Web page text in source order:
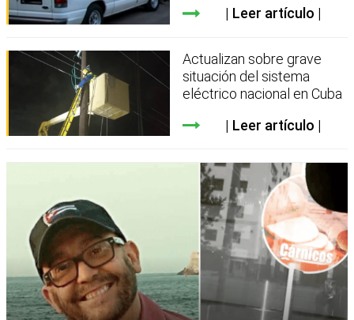
Leer artículo
Actualizan sobre grave
situación del sistema
eléctrico nacional en Cuba
Leer artículo